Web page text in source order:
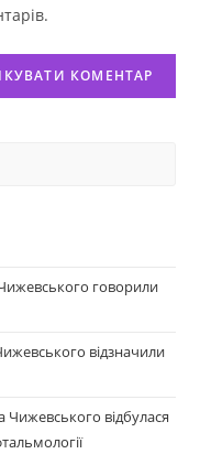
Чижевського говорили
відзначили
Чижевського відбулася